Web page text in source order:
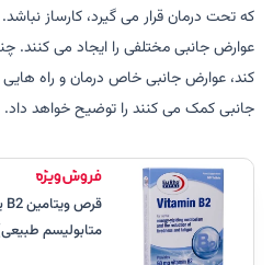
که تحت درمان قرار می گیرد، کارساز نباشد.
عوارض جانبی مختلفی را ایجاد می کنند.
کند، عوارض جانبی خاص درمان و راه
جانبی کمک می کنند را توضیح خواهد داد.
متابولیسم